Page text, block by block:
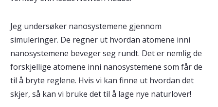
Jeg undersøker nanosystemene gjennom
simuleringer. De regner ut hvordan atomene inni
nanosystemene beveger seg rundt. Det er nemlig de
forskjellige atomene inni nanosystemene som får de
til å bryte reglene. Hvis vi kan finne ut hvordan det
skjer, så kan vi bruke det til å lage nye naturlover!